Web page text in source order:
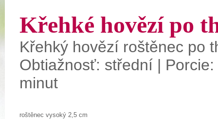
Křehké hovězí po
Křehký hovězí roštěnec po
Obtiažnosť: střední |
minut
roštěnec vysoký 2,5 cm